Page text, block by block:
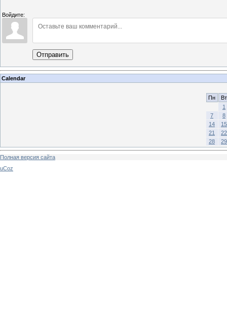
Войдите:
Отправить
Calendar
Пн
Вт
1
7
8
14
15
21
22
28
29
Полная версия сайта
uCoz